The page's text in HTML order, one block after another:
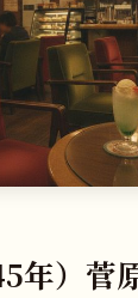
年）菅